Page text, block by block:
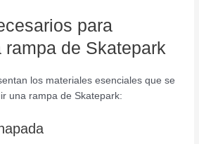
para
rampa de Skatepark
los materiales esenciales que se
una rampa de Skatepark: